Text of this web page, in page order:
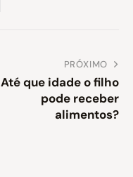
PRÓXIMO
Até que idade o filho
pode receber
alimentos?